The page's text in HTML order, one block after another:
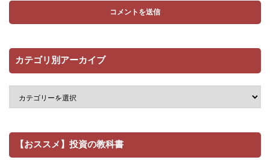
カテゴリ別アーカイブ
【おススメ】投資の教科書